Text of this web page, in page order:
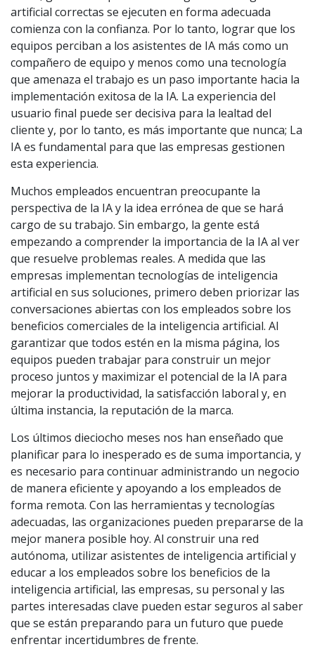
artificial correctas se ejecuten en forma adecuada
comienza con la confianza. Por lo tanto, lograr que los
equipos perciban a los asistentes de IA más como un
compañero de equipo y menos como una tecnología
que amenaza el trabajo es un paso importante hacia la
implementación exitosa de la IA. La experiencia del
usuario final puede ser decisiva para la lealtad del
cliente y, por lo tanto, es más importante que nunca; La
IA es fundamental para que las empresas gestionen
esta experiencia.
Muchos empleados encuentran preocupante la
perspectiva de la IA y la idea errónea de que se hará
cargo de su trabajo. Sin embargo, la gente está
empezando a comprender la importancia de la IA al ver
que resuelve problemas reales. A medida que las
empresas implementan tecnologías de inteligencia
artificial en sus soluciones, primero deben priorizar las
conversaciones abiertas con los empleados sobre los
beneficios comerciales de la inteligencia artificial. Al
garantizar que todos estén en la misma página, los
equipos pueden trabajar para construir un mejor
proceso juntos y maximizar el potencial de la IA para
mejorar la productividad, la satisfacción laboral y, en
última instancia, la reputación de la marca.
Los últimos dieciocho meses nos han enseñado que
planificar para lo inesperado es de suma importancia, y
es necesario para continuar administrando un negocio
de manera eficiente y apoyando a los empleados de
forma remota. Con las herramientas y tecnologías
adecuadas, las organizaciones pueden prepararse de la
mejor manera posible hoy. Al construir una red
autónoma, utilizar asistentes de inteligencia artificial y
educar a los empleados sobre los beneficios de la
inteligencia artificial, las empresas, su personal y las
partes interesadas clave pueden estar seguros al saber
que se están preparando para un futuro que puede
enfrentar incertidumbres de frente.